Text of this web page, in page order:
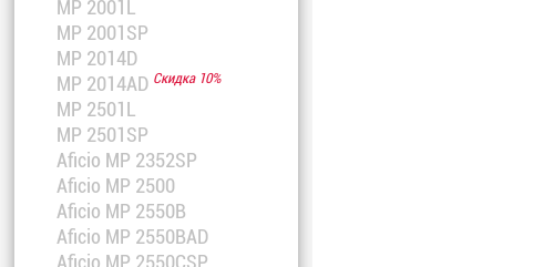
MP 2001L
MP 2001SP
MP 2014D
MP 2014AD Скидка 10%
MP 2501L
MP 2501SP
Aficio MP 2352SP
Aficio MP 2500
Aficio MP 2550B
Aficio MP 2550BAD
Aficio MP 2550CSP